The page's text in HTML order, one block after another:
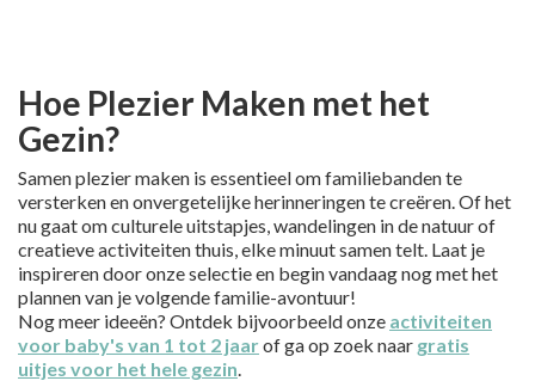
Hoe Plezier Maken met het
Gezin?
Samen plezier maken is essentieel om familiebanden te
versterken en onvergetelijke herinneringen te creëren. Of het
nu gaat om culturele uitstapjes, wandelingen in de natuur of
creatieve activiteiten thuis, elke minuut samen telt. Laat je
inspireren door onze selectie en begin vandaag nog met het
plannen van je volgende familie-avontuur!
Nog meer ideeën? Ontdek bijvoorbeeld onze activiteiten
voor baby's van 1 tot 2 jaarof ga op zoek naar gratis
uitjes voor het hele gezin